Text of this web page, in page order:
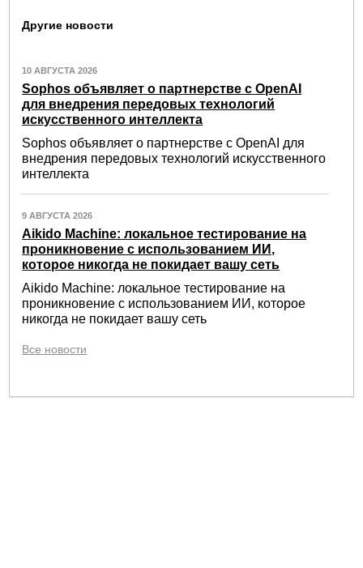
Другие новости
10 АВГУСТА 2026
Sophos объявляет о партнерстве с OpenAI
для внедрения передовых технологий
искусственного интеллекта
Sophos объявляет о партнерстве с OpenAI для
внедрения передовых технологий искусственного
интеллекта
9 АВГУСТА 2026
Aikido Machine: локальное тестирование на
проникновение с использованием ИИ,
которое никогда не покидает вашу сеть
Aikido Machine: локальное тестирование на
проникновение с использованием ИИ, которое
никогда не покидает вашу сеть
Все новости